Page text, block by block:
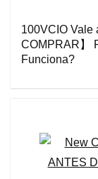
100VCIO Vale
COMPRAR】
Funciona?